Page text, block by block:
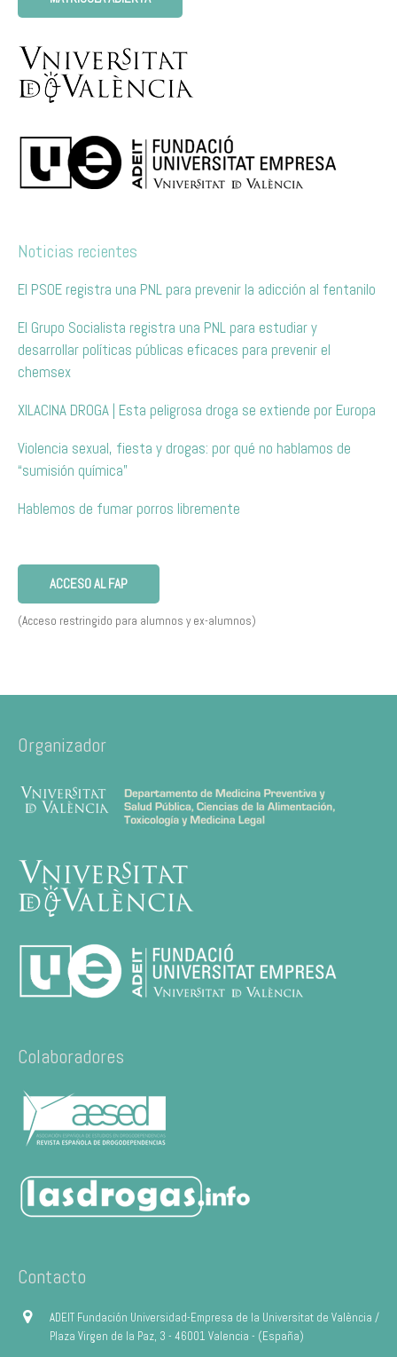
Noticias recientes
El PSOE registra una PNL para prevenir la adicción al fentanilo
El Grupo Socialista registra una PNL para estudiar y
desarrollar políticas públicas eficaces para prevenir el
chemsex
XILACINA DROGA | Esta peligrosa droga se extiende por Europa
Violencia sexual, fiesta y drogas: por qué no hablamos de
“sumisión química”
Hablemos de fumar porros libremente
ACCESO AL FAP
(Acceso restringido para alumnos y ex-alumnos)
Organizador
Colaboradores
Contacto
ADEIT Fundación Universidad-Empresa de la Universitat de València /
Plaza Virgen de la Paz, 3 - 46001 Valencia - (España)